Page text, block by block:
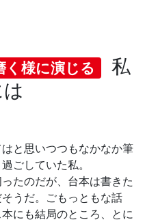
く様に演じる
私
と思いつつもなかなか筆
ごしていた私。
たのだが、台本は書きた
うだ。ごもっともな話
にも結局のところ、とに